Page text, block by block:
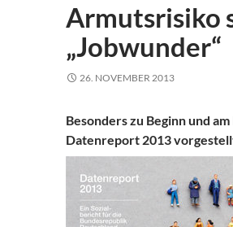
Armutsrisiko
„Jobwunder“
26. NOVEMBER 2013
Besonders zu Beginn und
Datenreport 2013